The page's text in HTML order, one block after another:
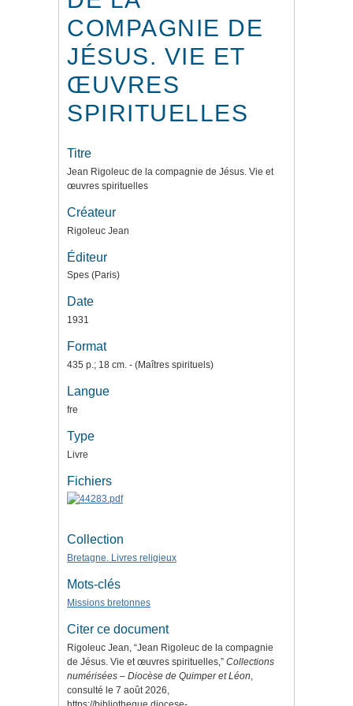
COMPAGNIE DE
JÉSUS. VIE ET
ŒUVRES
SPIRITUELLES
Titre
Jean Rigoleuc de la compagnie de Jésus. Vie et
œuvres spirituelles
Créateur
Rigoleuc Jean
Éditeur
Spes (Paris)
Date
1931
Format
435 p.; 18 cm. - (Maîtres spirituels)
Langue
fre
Type
Livre
Fichiers
Collection
Bretagne. Livres religieux
Mots-clés
Missions bretonnes
Citer ce document
Rigoleuc Jean, “Jean Rigoleuc de la compagnie
de Jésus. Vie et œuvres spirituelles,” Collections
numérisées – Diocèse de Quimper et Léon,
consulté le 7 août 2026,